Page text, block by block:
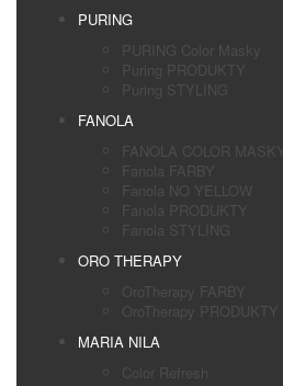
PURING
PURING Color Masky
Puring PRODUKTY
Puring STYLING
FANOLA
FANOLA COLOR MASKY
Fanola FARBY
Fanola NO YELLOW
Fanola PRODUKTY
Fanola STYLING
ORO THERAPY
OroTherapy FARBY
OroTherapy PRODUKTY
MARIA NILA
Color Refresh